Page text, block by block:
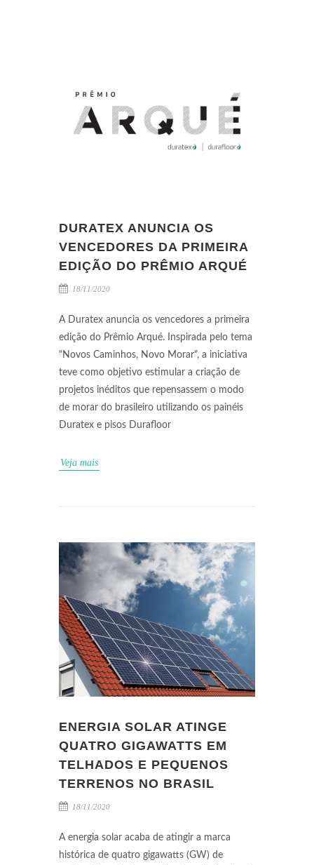
DURATEX ANUNCIA OS
VENCEDORES DA PRIMEIRA
EDIÇÃO DO PRÊMIO ARQUÉ
18/11/2020
A Duratex anuncia os vencedores a primeira
edição do Prêmio Arqué. Inspirada pelo tema
"Novos Caminhos, Novo Morar", a iniciativa
teve como objetivo estimular a criação de
projetos inéditos que repensassem o modo
de morar do brasileiro utilizando os painéis
Duratex e pisos Durafloor
Veja mais
ENERGIA SOLAR ATINGE
QUATRO GIGAWATTS EM
TELHADOS E PEQUENOS
TERRENOS NO BRASIL
18/11/2020
A energia solar acaba de atingir a marca
histórica de quatro gigawatts (GW) de